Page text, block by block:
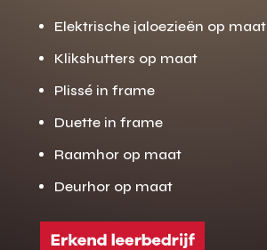
Elektrische jaloezieën op maat
Klikshutters op maat
Plissé in frame
Duette in frame
Raamhor op maat
Deurhor op maat